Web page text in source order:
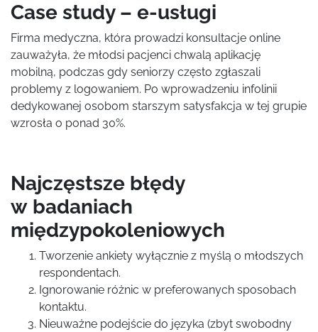
Case study – e-usługi
Firma medyczna, która prowadzi konsultacje online
zauważyła, że młodsi pacjenci chwalą aplikację
mobilną, podczas gdy seniorzy często zgłaszali
problemy z logowaniem. Po wprowadzeniu infolinii
dedykowanej osobom starszym satysfakcja w tej grupie
wzrosła o ponad 30%.
Najczęstsze błędy
w badaniach
międzypokoleniowych
Tworzenie ankiety wyłącznie z myślą o młodszych
respondentach.
Ignorowanie różnic w preferowanych sposobach
kontaktu.
Nieuważne podejście do języka (zbyt swobodny